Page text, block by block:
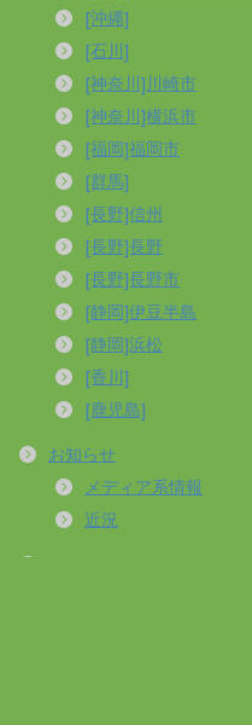
[沖縄]
[石川]
[神奈川]川崎市
[神奈川]横浜市
[福岡]福岡市
[群馬]
[長野]信州
[長野]長野
[長野]長野市
[静岡]伊豆半島
[静岡]浜松
[香川]
[鹿児島]
お知らせ
メディア系情報
近況